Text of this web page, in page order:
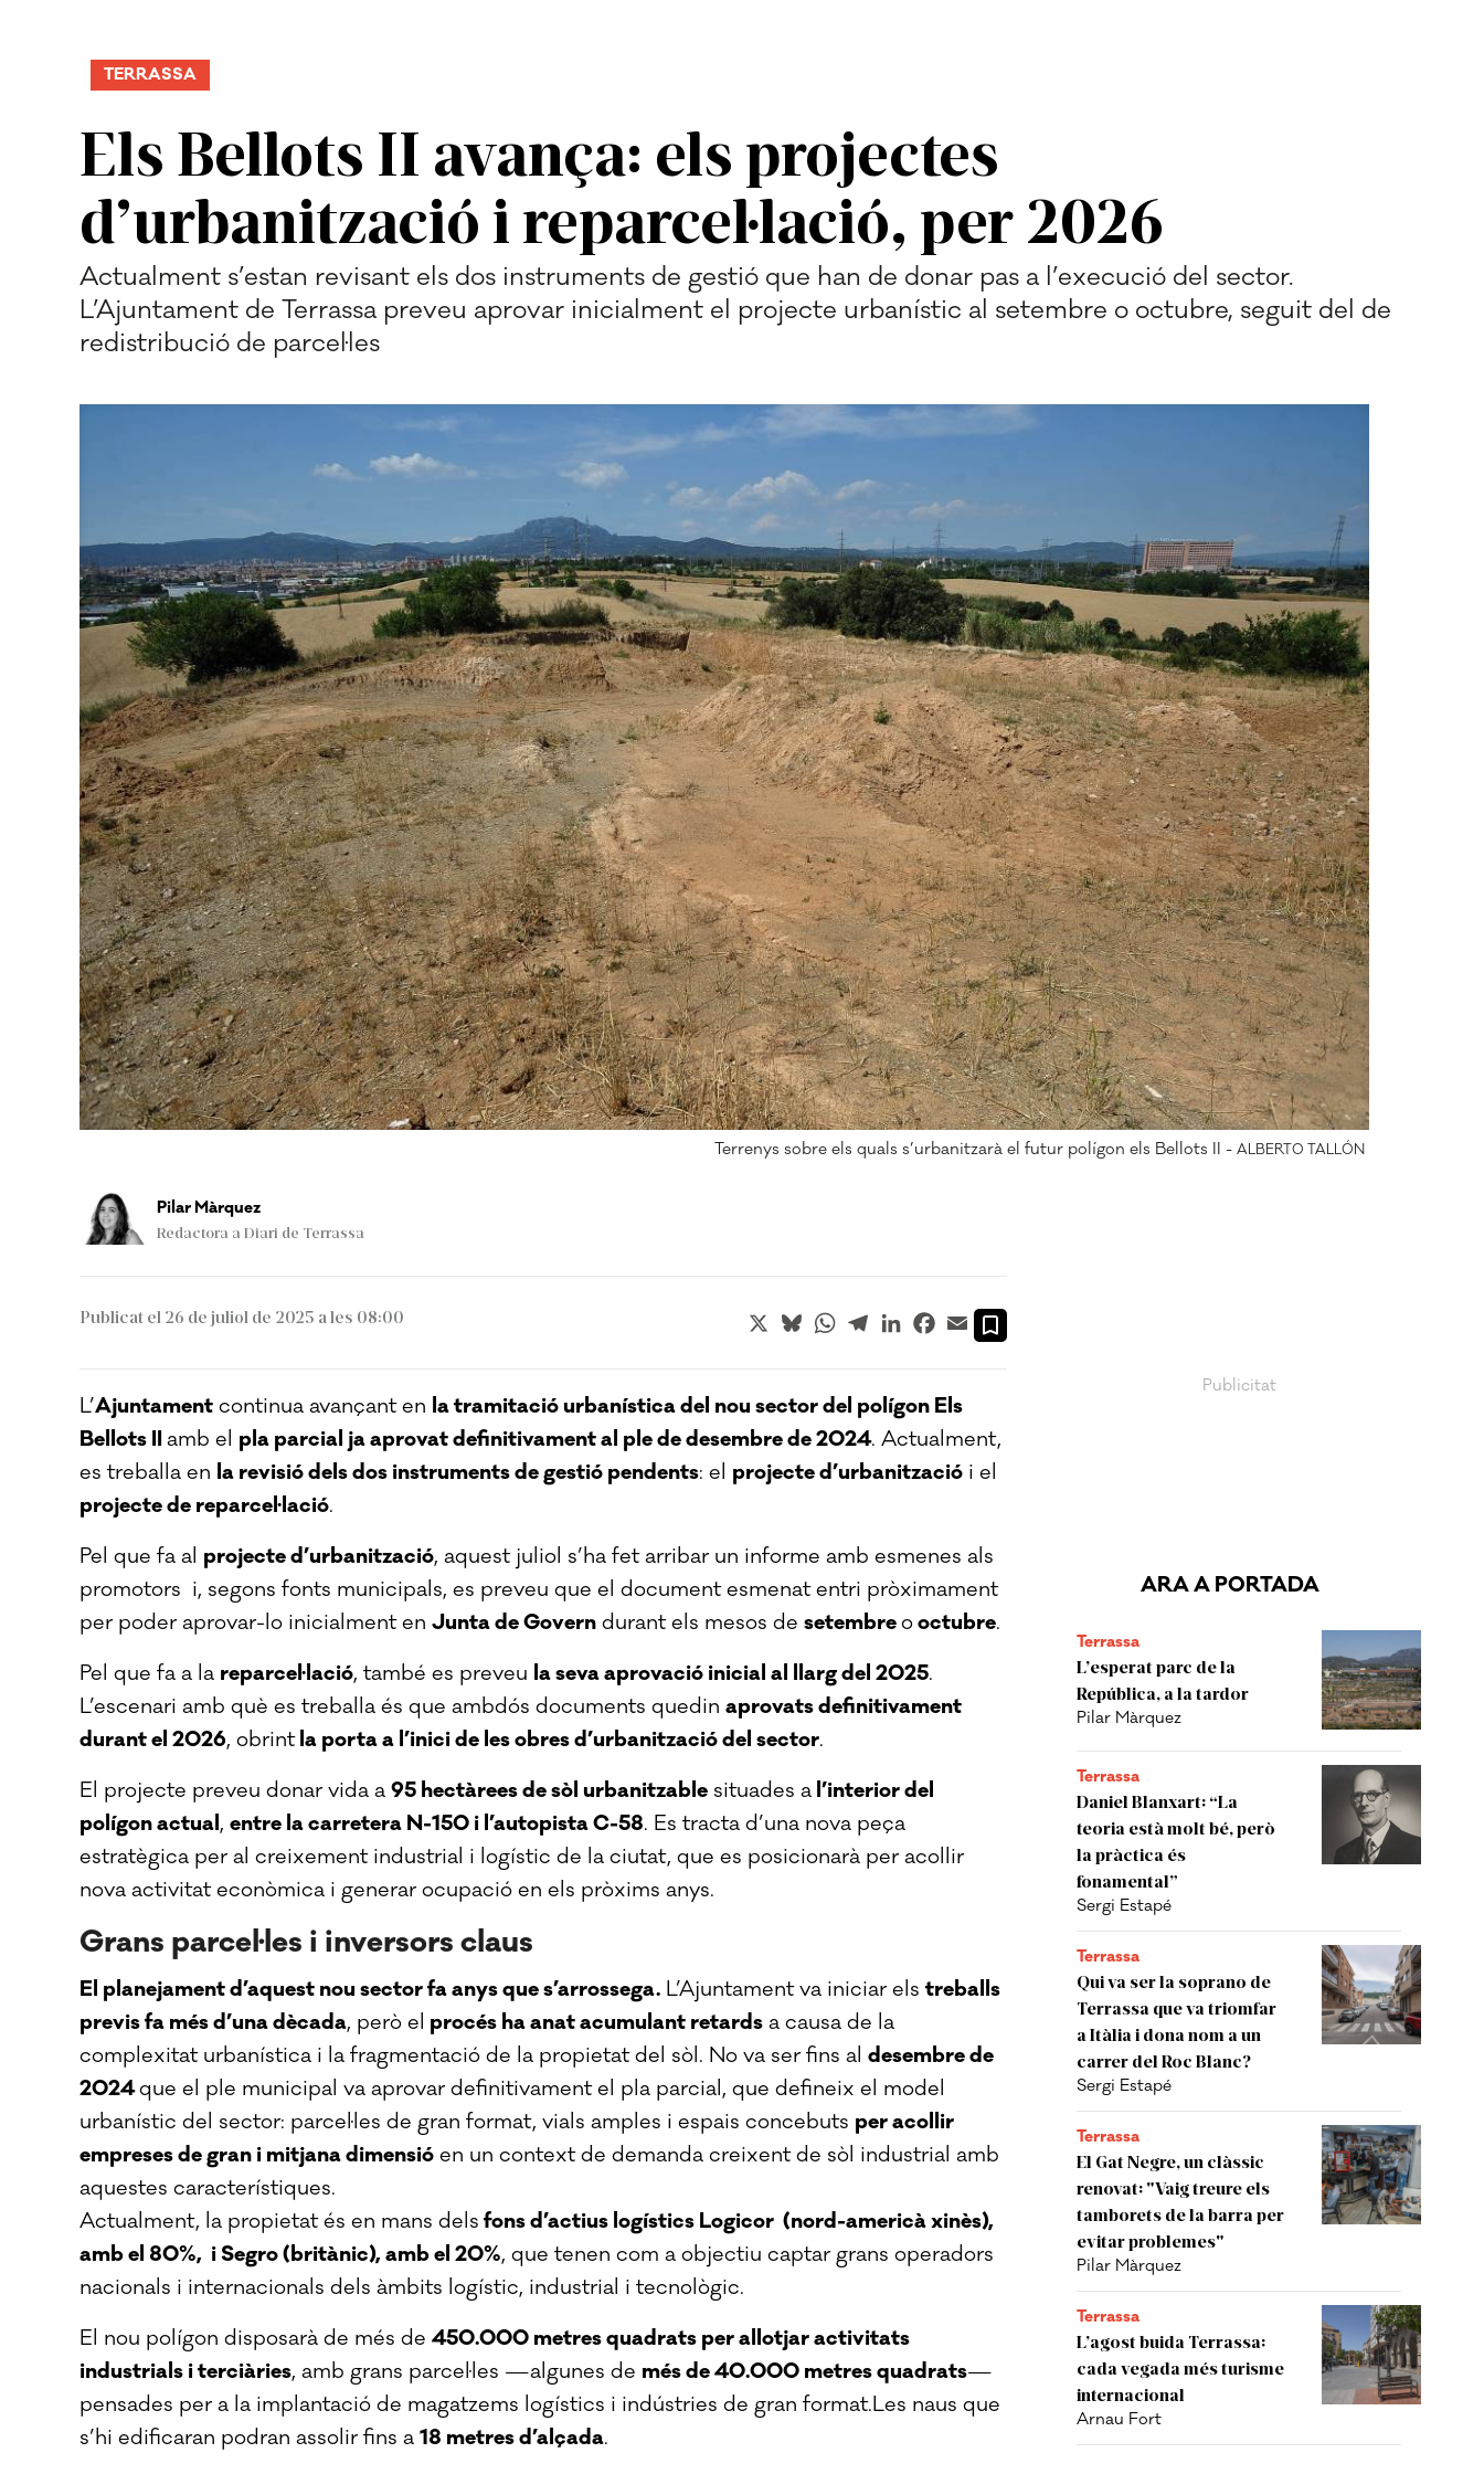
Els Bellots II avança: els projectes
d’urbanització i reparcel·lació, per 2026
TERRASSA
Actualment s’estan revisant els dos instruments de gestió que han de donar pas a l’execució del sector.
L’Ajuntament de Terrassa preveu aprovar inicialment el projecte urbanístic al setembre o octubre, seguit del de
redistribució de parcel·les
Terrenys sobre els quals s’urbanitzarà el futur polígon els Bellots II - ALBERTO TALLÓN
ARA A PORTADA
Terrassa
L’esperat parc de la
República, a la tardor
Pilar Màrquez
Terrassa
Daniel Blanxart: “La
teoria està molt bé, però
la pràctica és
fonamental”
Sergi Estapé
Terrassa
Qui va ser la soprano de
Terrassa que va triomfar
a Itàlia i dona nom a un
carrer del Roc Blanc?
Sergi Estapé
Terrassa
El Gat Negre, un clàssic
renovat: "Vaig treure els
tamborets de la barra per
evitar problemes"
Pilar Màrquez
Terrassa
L’agost buida Terrassa:
cada vegada més turisme
internacional
Arnau Fort
Pilar Màrquez
Redactora a Diari de Terrassa
Publicat el 26 de juliol de 2025 a les 08:00 X BlueskyWhatsApp
TelegramLinkedInFacebook
Email
L’Ajuntament continua avançant en la tramitació urbanística del nou sector del polígon Els
Bellots II amb el pla parcial ja aprovat definitivament al ple de desembre de 2024. Actualment,
es treballa en la revisió dels dos instruments de gestió pendents: el projecte d’urbanització i el
projecte de reparcel·lació.
Pel que fa al projecte d’urbanització, aquest juliol s’ha fet arribar un informe amb esmenes als
promotors i, segons fonts municipals, es preveu que el document esmenat entri pròximament
per poder aprovar-lo inicialment en Junta de Govern durant els mesos de setembreooctubre.
Pel que fa a la reparcel·lació, també es preveu la seva aprovació inicial al llarg del 2025.
L’escenari amb què es treballa és que ambdós documents quedin aprovats definitivament
durant el 2026, obrintla porta a l’inici de les obres d’urbanització del sector.
El projecte preveu donar vida a 95 hectàrees de sòl urbanitzable situades a l’interior del
polígon actual , entre la carretera N-150 i l’autopista C-58. Es tracta d’una nova peça
estratègica per al creixement industrial i logístic de la ciutat, que es posicionarà per acollir
nova activitat econòmica i generar ocupació en els pròxims anys.
Grans parcel·les i inversors claus
El planejament d’aquest nou sector fa anys que s’arrossega. L’Ajuntament va iniciar els treballs
previs fa més d’una dècada, però el procés ha anat acumulant retards a causa de la
complexitat urbanística i la fragmentació de la propietat del sòl. No va ser fins al desembre de
2024que el ple municipal va aprovar definitivament el pla parcial, que defineix el model
urbanístic del sector: parcel·les de gran format, vials amples i espais concebuts per acollir
empreses de gran i mitjana dimensió en un context de demanda creixent de sòl industrial amb
aquestes característiques.
Actualment, la propietat és en mans dels fons d’actius logístics Logicor (nord-americà xinès),
amb el 80%, i Segro (britànic), amb el 20%, que tenen com a objectiu captar grans operadors
nacionals i internacionals dels àmbits logístic, industrial i tecnològic.
El nou polígon disposarà de més de 450.000 metres quadrats per allotjar activitats
industrials i terciàries, amb grans parcel·les —algunes de més de 40.000 metres quadrats—
pensades per a la implantació de magatzems logístics i indústries de gran format.Les naus que
s’hi edificaran podran assolir fins a 18 metres d’alçada.